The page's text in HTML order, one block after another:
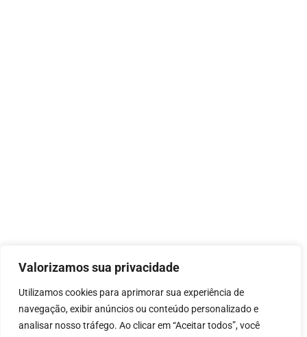
Valorizamos sua privacidade
Utilizamos cookies para aprimorar sua experiência de
navegação, exibir anúncios ou conteúdo personalizado e
analisar nosso tráfego. Ao clicar em “Aceitar todos”, você